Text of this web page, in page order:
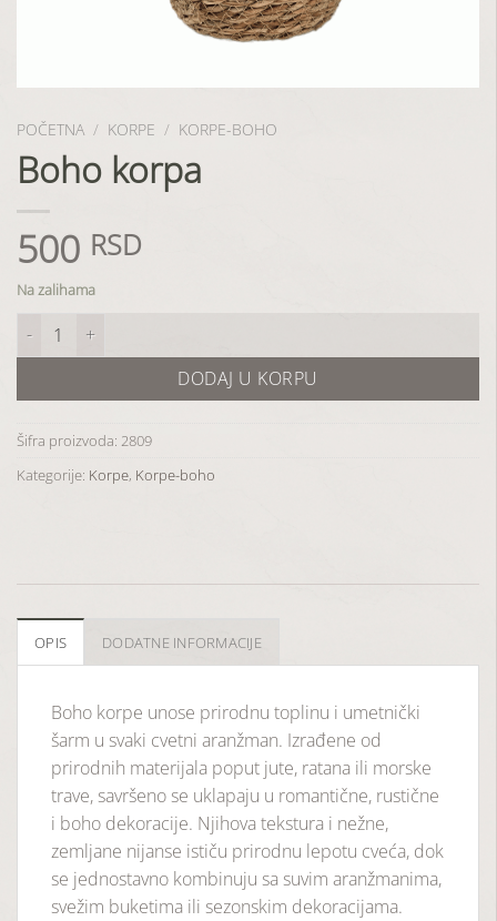
POČETNA / KORPE / KORPE-BOHO
Boho korpa
500 RSD
Na zalihama
Boho korpa količina
DODAJ U KORPU
Šifra proizvoda: 2809
Kategorije: Korpe, Korpe-boho
OPIS DODATNE INFORMACIJE
Boho korpe unose prirodnu toplinu i umetnički
šarm u svaki cvetni aranžman. Izrađene od
prirodnih materijala poput jute, ratana ili morske
trave, savršeno se uklapaju u romantične, rustične
i boho dekoracije. Njihova tekstura i nežne,
zemljane nijanse ističu prirodnu lepotu cveća, dok
se jednostavno kombinuju sa suvim aranžmanima,
svežim buketima ili sezonskim dekoracijama.